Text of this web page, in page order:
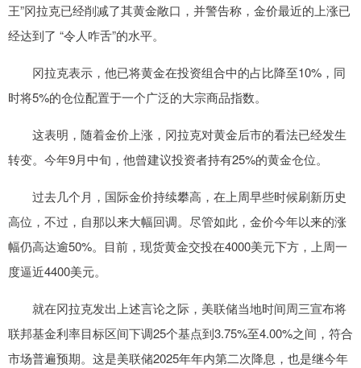
王”冈拉克已经削减了其黄金敞口，并警告称，金价最近的上涨已
经达到了 “令人咋舌”的水平。
冈拉克表示，他已将黄金在投资组合中的占比降至10%，同
时将5%的仓位配置于一个广泛的大宗商品指数。
这表明，随着金价上涨，冈拉克对黄金后市的看法已经发生
转变。今年9月中旬，他曾建议投资者持有25%的黄金仓位。
过去几个月，国际金价持续攀高，在上周早些时候刷新历史
高位，不过，自那以来大幅回调。尽管如此，金价今年以来的涨
幅仍高达逾50%。目前，现货黄金交投在4000美元下方，上周一
度逼近4400美元。
就在冈拉克发出上述言论之际，美联储当地时间周三宣布将
联邦基金利率目标区间下调25个基点到3.75%至4.00%之间，符合
市场普遍预期。这是美联储2025年年内第二次降息，也是继今年